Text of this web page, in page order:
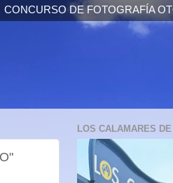
CONCURSO DE FOTOGRAFÍA
LOS CALAMARES